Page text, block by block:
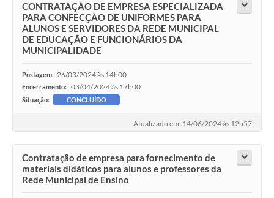
PPA
SIAFIC
Transparência
COMUS
Cadastro usuários de transporte para Trabalho
Contas Públicas
CONTRATAÇÃO DE EMPRESA ESPECIALIZADA
PARA CONFECÇÃO DE UNIFORMES PARA
ALUNOS E SERVIDORES DA REDE MUNICIPAL
DE EDUCAÇÃO E FUNCIONÁRIOS DA
MUNICIPALIDADE
Postagem: 26/03/2024 às 14h00
Encerramento: 03/04/2024 às 17h00
Situação: CONCLUÍDO
Atualizado em: 14/06/2024 às 12h57
Contratação de empresa para fornecimento de
materiais didáticos para alunos e professores da
Rede Municipal de Ensino